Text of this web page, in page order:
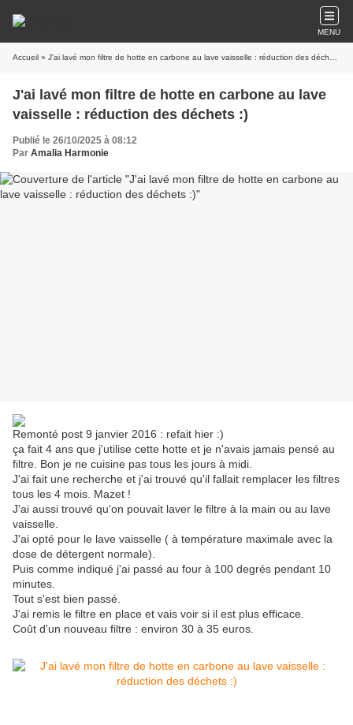
MENU
Accueil » J'ai lavé mon filtre de hotte en carbone au lave vaisselle : réduction des déchets :)
J'ai lavé mon filtre de hotte en carbone au lave
vaisselle : réduction des déchets :)
Publié le 26/10/2025 à 08:12
Par Amalia Harmonie
Remonté post 9 janvier 2016 : refait hier :)
ça fait 4 ans que j'utilise cette hotte et je n'avais jamais pensé au
filtre. Bon je ne cuisine pas tous les jours à midi.
J'ai fait une recherche et j'ai trouvé qu'il fallait remplacer les filtres
tous les 4 mois. Mazet !
J'ai aussi trouvé qu'on pouvait laver le filtre à la main ou au lave
vaisselle.
J'ai opté pour le lave vaisselle ( à température maximale avec la
dose de détergent normale).
Puis comme indiqué j'ai passé au four à 100 degrés pendant 10
minutes.
Tout s'est bien passé.
J'ai remis le filtre en place et vais voir si il est plus efficace.
Coût d'un nouveau filtre : environ 30 à 35 euros.